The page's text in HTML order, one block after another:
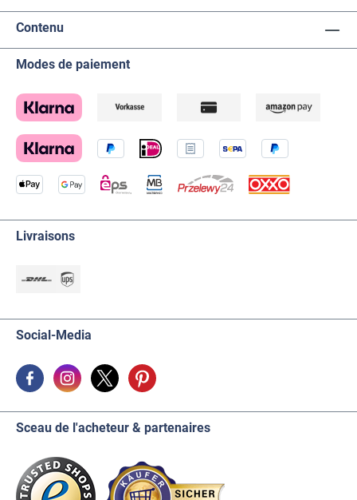
Contenu
Modes de paiement
Livraisons
Social-Media
Sceau de l'acheteur & partenaires